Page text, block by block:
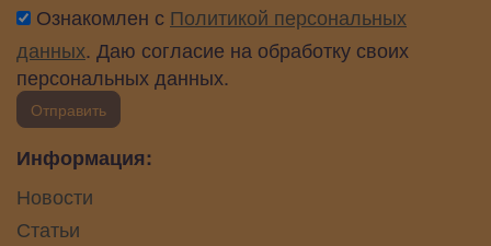
Ознакомлен с Политикой персональных
данных. Даю согласие на обработку своих
персональных данных.
Отправить
Информация:
Новости
Статьи